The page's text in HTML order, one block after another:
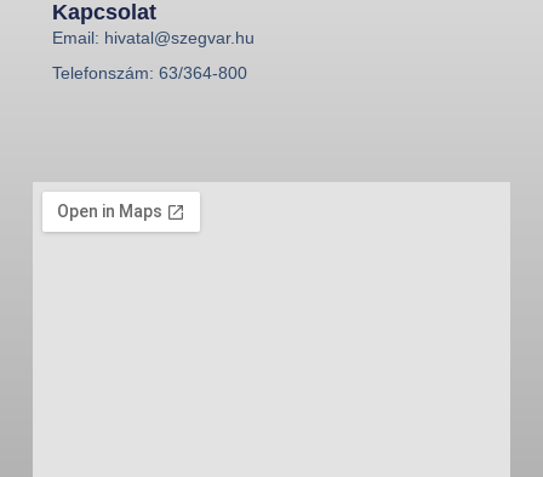
Kapcsolat
Email: hivatal@szegvar.hu
Telefonszám: 63/364-800